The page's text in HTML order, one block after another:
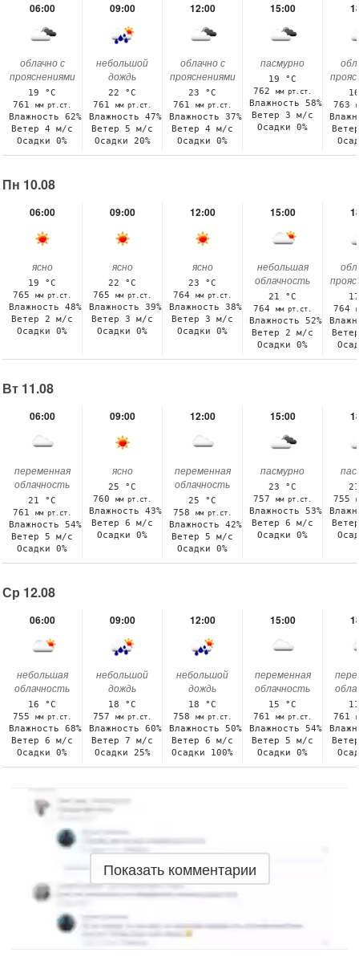
06:00
облачно с
прояснениями
19 °C
761 мм рт.ст.
Влажность 62%
Ветер 4 м/с
Осадки 0%
09:00
небольшой
дождь
22 °C
761 мм рт.ст.
Влажность 47%
Ветер 5 м/с
Осадки 20%
12:00
облачно с
прояснениями
23 °C
761 мм рт.ст.
Влажность 37%
Ветер 4 м/с
Осадки 0%
15:00
пасмурно
19 °C
762 мм рт.ст.
Влажность 58%
Ветер 3 м/с
Осадки 0%
763
Пн 10.08
06:00
ясно
19 °C
765 мм рт.ст.
Влажность 48%
Ветер 2 м/с
Осадки 0%
09:00
ясно
22 °C
765 мм рт.ст.
Влажность 39%
Ветер 3 м/с
Осадки 0%
12:00
ясно
23 °C
764 мм рт.ст.
Влажность 38%
Ветер 3 м/с
Осадки 0%
15:00
небольшая
облачность
21 °C
764 мм рт.ст.
Влажность 52%
Ветер 2 м/с
Осадки 0%
764
Вт 11.08
06:00
переменная
облачность
21 °C
761 мм рт.ст.
Влажность 54%
Ветер 5 м/с
Осадки 0%
09:00
ясно
25 °C
760 мм рт.ст.
Влажность 43%
Ветер 6 м/с
Осадки 0%
12:00
переменная
облачность
25 °C
758 мм рт.ст.
Влажность 42%
Ветер 5 м/с
Осадки 0%
15:00
пасмурно
23 °C
757 мм рт.ст.
Влажность 53%
Ветер 6 м/с
Осадки 0%
755
Ср 12.08
06:00
небольшая
облачность
16 °C
755 мм рт.ст.
Влажность 68%
Ветер 6 м/с
Осадки 0%
09:00
небольшой
дождь
18 °C
757 мм рт.ст.
Влажность 60%
Ветер 7 м/с
Осадки 25%
12:00
небольшой
дождь
18 °C
758 мм рт.ст.
Влажность 50%
Ветер 6 м/с
Осадки 100%
15:00
переменная
облачность
15 °C
761 мм рт.ст.
Влажность 54%
Ветер 5 м/с
Осадки 0%
761
Показать комментарии